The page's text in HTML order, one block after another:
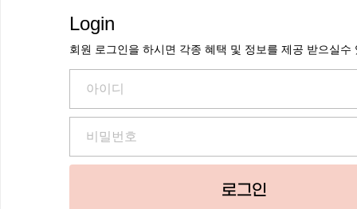
Login
회원 로그인을 하시면 각종 혜택 및 정보를 제공 받으실수
로그인